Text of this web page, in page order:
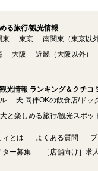
る旅行/観光情報
東 東京 南関東（東京以外
大阪 近畿（大阪以外）
光情報 ランキング＆クチコ
犬 同伴OKの飲食店/ドッ
犬と楽しめる旅行/観光スポッ
ィとは よくある質問
ター募集 ［店舗向け］求